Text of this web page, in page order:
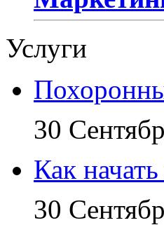
Услуги
30
Как
30